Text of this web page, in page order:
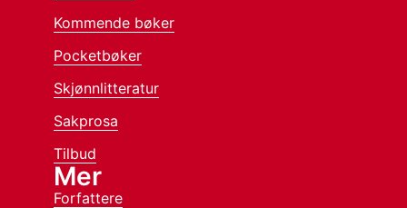
Kommende bøker
Pocketbøker
Skjønnlitteratur
Sakprosa
Tilbud
Mer
Forfattere